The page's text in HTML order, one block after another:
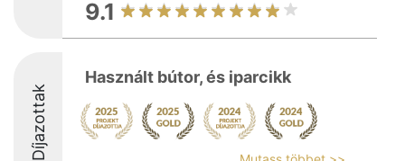
9.1
Díjazottak
Használt bútor, és iparcikk